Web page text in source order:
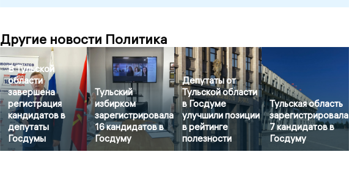
Другие новости Политика
В Тульской
области
завершена
регистрация
кандидатов в
депутаты
Госдумы
Тульский
избирком
зарегистрировала
16 кандидатов в
Госдуму
Депутаты от
Тульской области
в Госдуме
улучшили позиции
в рейтинге
полезности
Тульская область
зарегистрировала
7 кандидатов в
Госдуму